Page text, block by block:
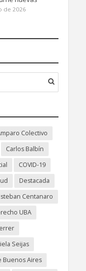
de 2026
Colectivo
Carlos Balbín
COVID-19
Destacada
Centanaro
UBA
Seijas
Buenos Aires